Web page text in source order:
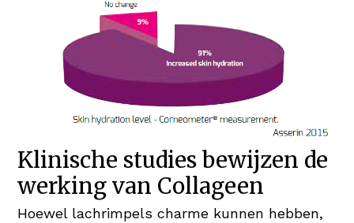
Klinische studies bewijzen de
werking van Collageen
Hoewel lachrimpels charme kunnen hebben,